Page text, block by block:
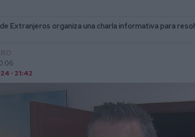
Extranjeros organiza una charla informativa para
· 21:42